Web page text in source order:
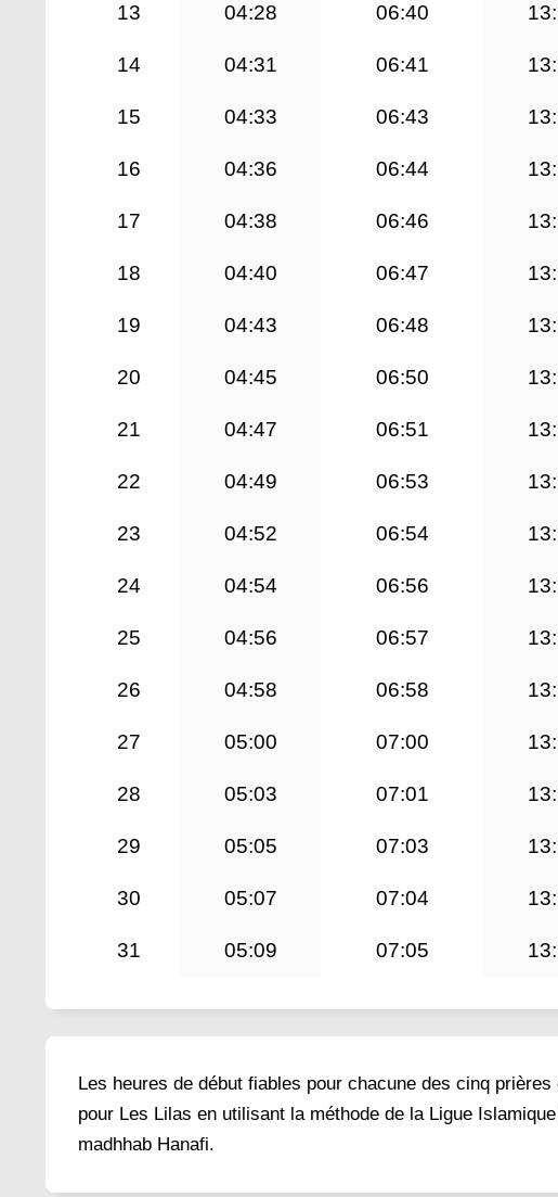
13 04:28 06:40
14 04:31 06:41
15 04:33 06:43
16 04:36 06:44
17 04:38 06:46
18 04:40 06:47
19 04:43 06:48
20 04:45 06:50
21 04:47 06:51
22 04:49 06:53
23 04:52 06:54
24 04:54 06:56
25 04:56 06:57
26 04:58 06:58
27 05:00 07:00
28 05:03 07:01
29 05:05 07:03
30 05:07 07:04
31 05:09 07:05
Les heures de début fiables pour chacune des cinq
pour Les Lilas en utilisant la méthode de la Ligue
madhhab Hanafi.